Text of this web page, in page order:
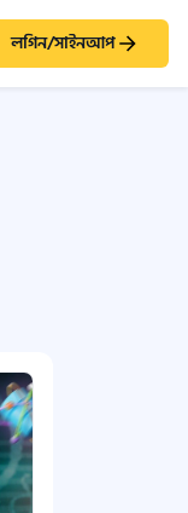
লগিন/সাইনআপ